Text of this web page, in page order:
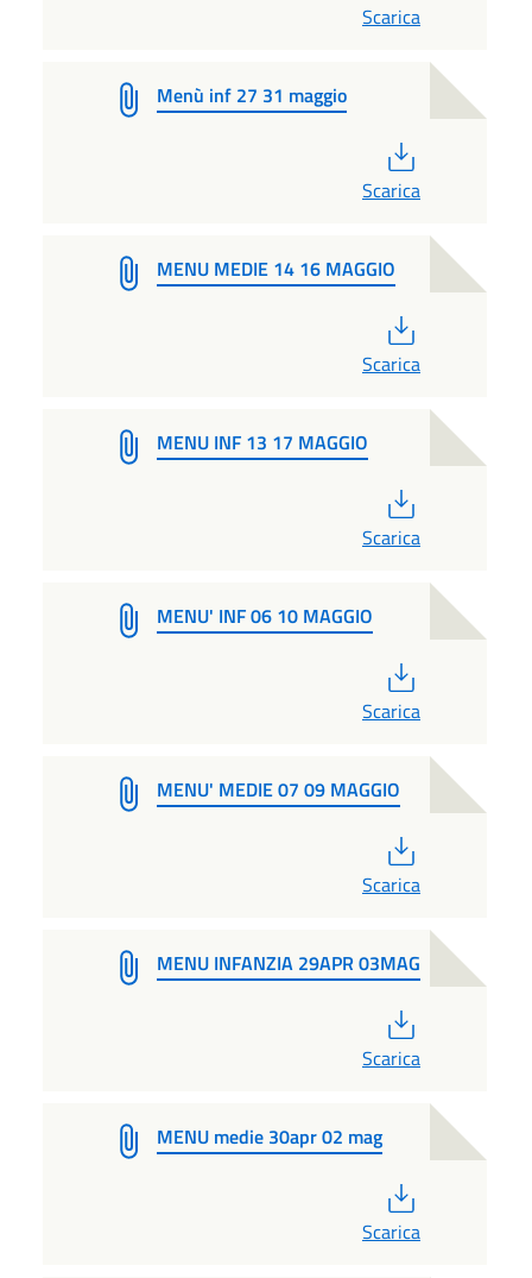
Scarica
Menù inf 27 31 maggio
Scarica
MENU MEDIE 14 16 MAGGIO
Scarica
MENU INF 13 17 MAGGIO
Scarica
MENU' INF 06 10 MAGGIO
Scarica
MENU' MEDIE 07 09 MAGGIO
Scarica
MENU INFANZIA 29APR 03MAG
Scarica
MENU medie 30apr 02 mag
Scarica